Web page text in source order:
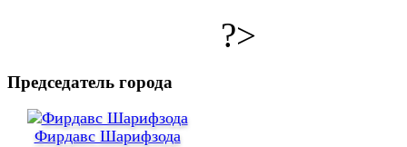
?>
Председатель города
Фирдавс Шарифзода